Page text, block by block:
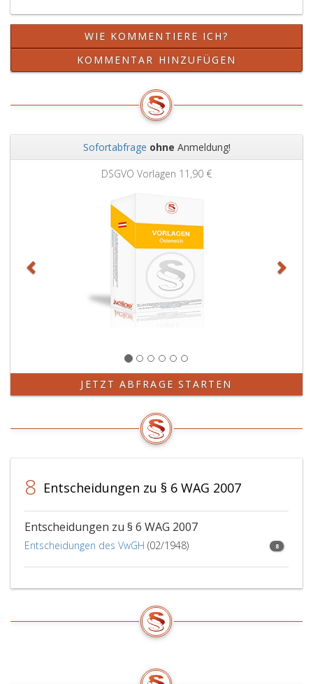
WIE KOMMENTIERE ICH?
KOMMENTAR HINZUFÜGEN
Sofortabfrage ohne Anmeldung!
DSGVO Vorlagen 11,90 €
JETZT ABFRAGE STARTEN
8 Entscheidungen zu § 6 WAG 2007
Entscheidungen zu § 6 WAG 2007
Entscheidungen des VwGH (02/1948) 8